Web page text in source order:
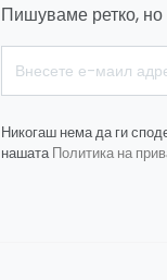
Пишуваме ретко,
Никогаш нема да ги
нашатаПолитика на